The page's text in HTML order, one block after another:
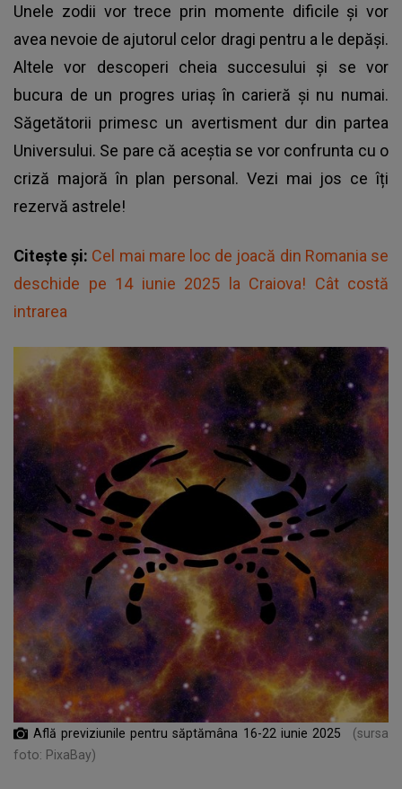
Unele zodii vor trece prin momente dificile și vor
avea nevoie de ajutorul celor dragi pentru a le depăși.
Altele vor descoperi cheia succesului și se vor
bucura de un progres uriaș în carieră și nu numai.
Săgetătorii primesc un avertisment dur din partea
Universului. Se pare că aceștia se vor confrunta cu o
criză majoră în plan personal. Vezi mai jos ce îți
rezervă astrele!
Citește și: Cel mai mare loc de joacă din Romania se
deschide pe 14 iunie 2025 la Craiova! Cât costă
intrarea
Află previziunile pentru săptămâna 16-22 iunie 2025
(sursa
foto: PixaBay)